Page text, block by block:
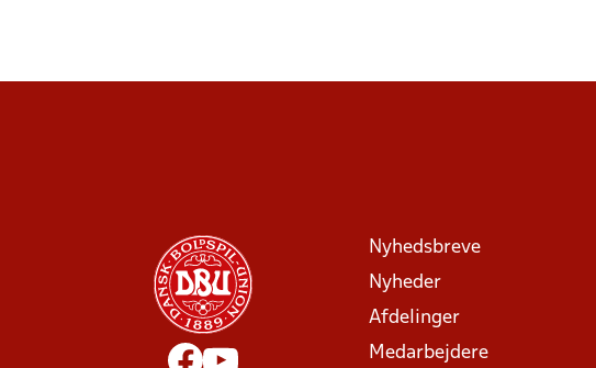
Nyhedsbreve
Nyheder
Afdelinger
Medarbejdere